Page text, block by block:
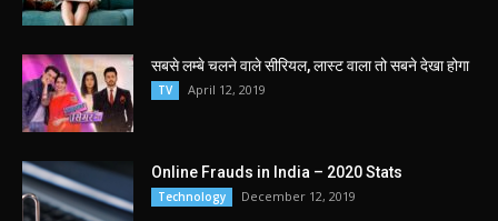
सबसे लम्बे चलने वाले सीरियल, लास्ट वाला तो सबने देखा होगा
TV April 12, 2019
Online Frauds in India – 2020 Stats
Technology December 12, 2019